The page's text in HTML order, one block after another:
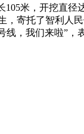
米，开挖直径
，寄托了智利人
线，我们来啦”，